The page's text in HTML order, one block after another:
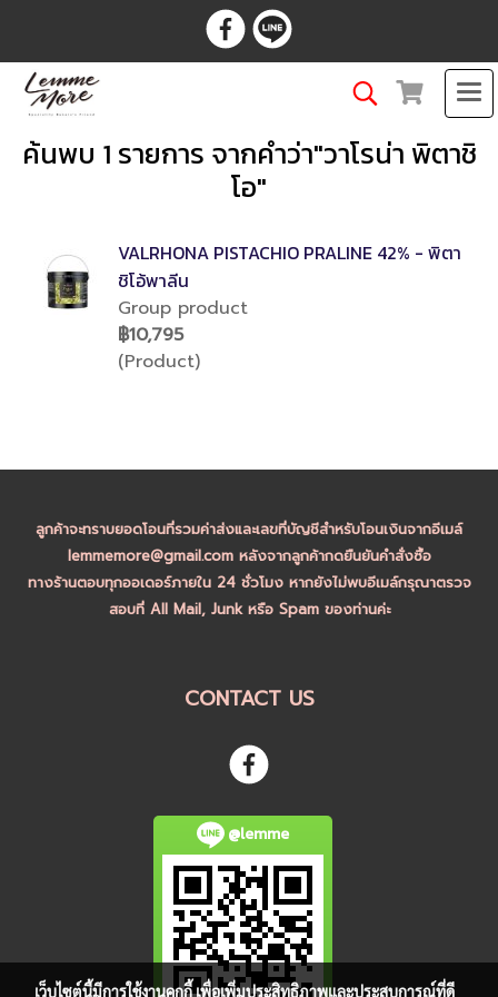
ค้นพบ 1 รายการ จากคำว่า"วาโรน่า พิตาชิ
โอ"
VALRHONA PISTACHIO PRALINE 42% - พิตา
ชิโอ้พาลีน
Group product
฿10,795
(Product)
ลูกค้าจะทราบยอดโอนที่รวมค่าส่งและเลขที่บัญชีสำหรับโอนเงินจากอีเมล์
lemmemore@gmail.com หลังจากลูกค้ากดยืนยันคำสั่งซื้อ
ทางร้านตอบทุกออเดอร์ภายใน 24 ชั่วโมง หากยังไม่พบอีเมล์กรุณาตรวจ
สอบที่ All Mail, Junk หรือ Spam ของท่านค่ะ
CONTACT US
@lemme
เว็บไซต์นี้มีการใช้งานคุกกี้ เพื่อเพิ่มประสิทธิภาพและประสบการณ์ที่ดี